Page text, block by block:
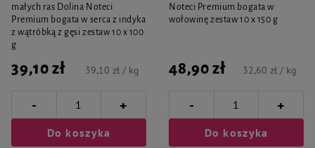
małych ras Dolina Noteci
Premium bogata w serca z indyka
z wątróbką z gęsi zestaw 10 x 100
g
39,10 zł 39,10 zł / kg
- +
Do koszyka
Noteci Premium bogata w
wołowinę zestaw 10 x 150 g
48,90 zł 32,60 zł / kg
- +
Do koszyka